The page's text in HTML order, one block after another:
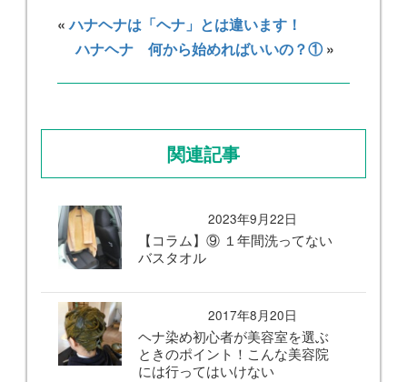
«ハナヘナは「ヘナ」とは違います！
ハナヘナ 何から始めればいいの？①»
関連記事
2023年9月22日
【コラム】⑨ １年間洗ってない
バスタオル
2017年8月20日
ヘナ染め初心者が美容室を選ぶ
ときのポイント！こんな美容院
には行ってはいけない